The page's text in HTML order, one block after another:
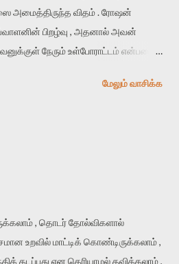
அமைத்திருந்த விதம் . ரோஷன்
பிறழ்வு , அதனால் அவன்
நேரும் உள்போராட்டம் என்பதைப்
தாம் சரி என நம்பும்
போலிஸ் அதிகாரிகளுக்கும் ஏற்படும்
” பாணியில் குடும்பத்துக்கும்
இது கதையை சிக்கலாக்குகிறது ;
. உண்மை நிலைநாட்டப்படுகிறதா
மேலும் வாசிக்க
, தொடர் தோல்விகளால்
உறவில் மாட்டிக் கொண்டிருக்கலாம் ,
கடப்பது என தெரியாமல் தவிக்கலாம் ,